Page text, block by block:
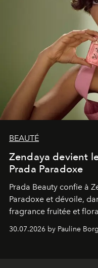
BEAUTÉ
Zendaya devient
Prada Paradoxe
Prada Beauty confie à
Paradoxe et dévoile,
fragrance fruitée et
Chemistry Eau de
30.07.2026 by Pauline